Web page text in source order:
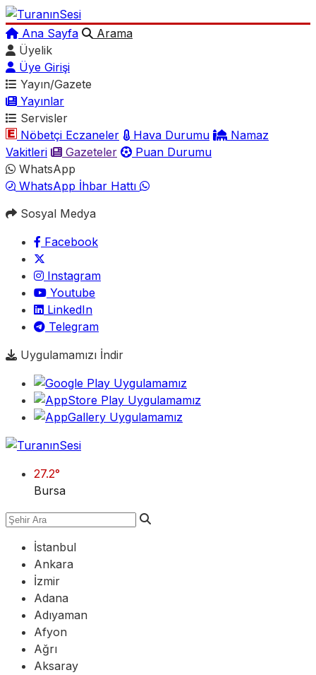
Ana Sayfa
Arama
Üyelik
Üye Girişi
Yayın/Gazete
Yayınlar
Servisler
Nöbetçi Eczaneler
Hava Durumu
Namaz
Vakitleri
Gazeteler
Puan Durumu
WhatsApp
WhatsApp İhbar Hattı
Sosyal Medya
Facebook
Instagram
Youtube
LinkedIn
Telegram
Uygulamamızı İndir
27.2°
Bursa
İstanbul
Ankara
İzmir
Adana
Adıyaman
Afyon
Ağrı
Aksaray